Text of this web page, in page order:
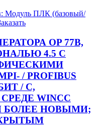
Модуль ПЛК (базовый/
OP 77B,
4.5 С
/ PROFIBUS
/ С,
WINCC
И БОЛЕЕ НОВЫМИ;